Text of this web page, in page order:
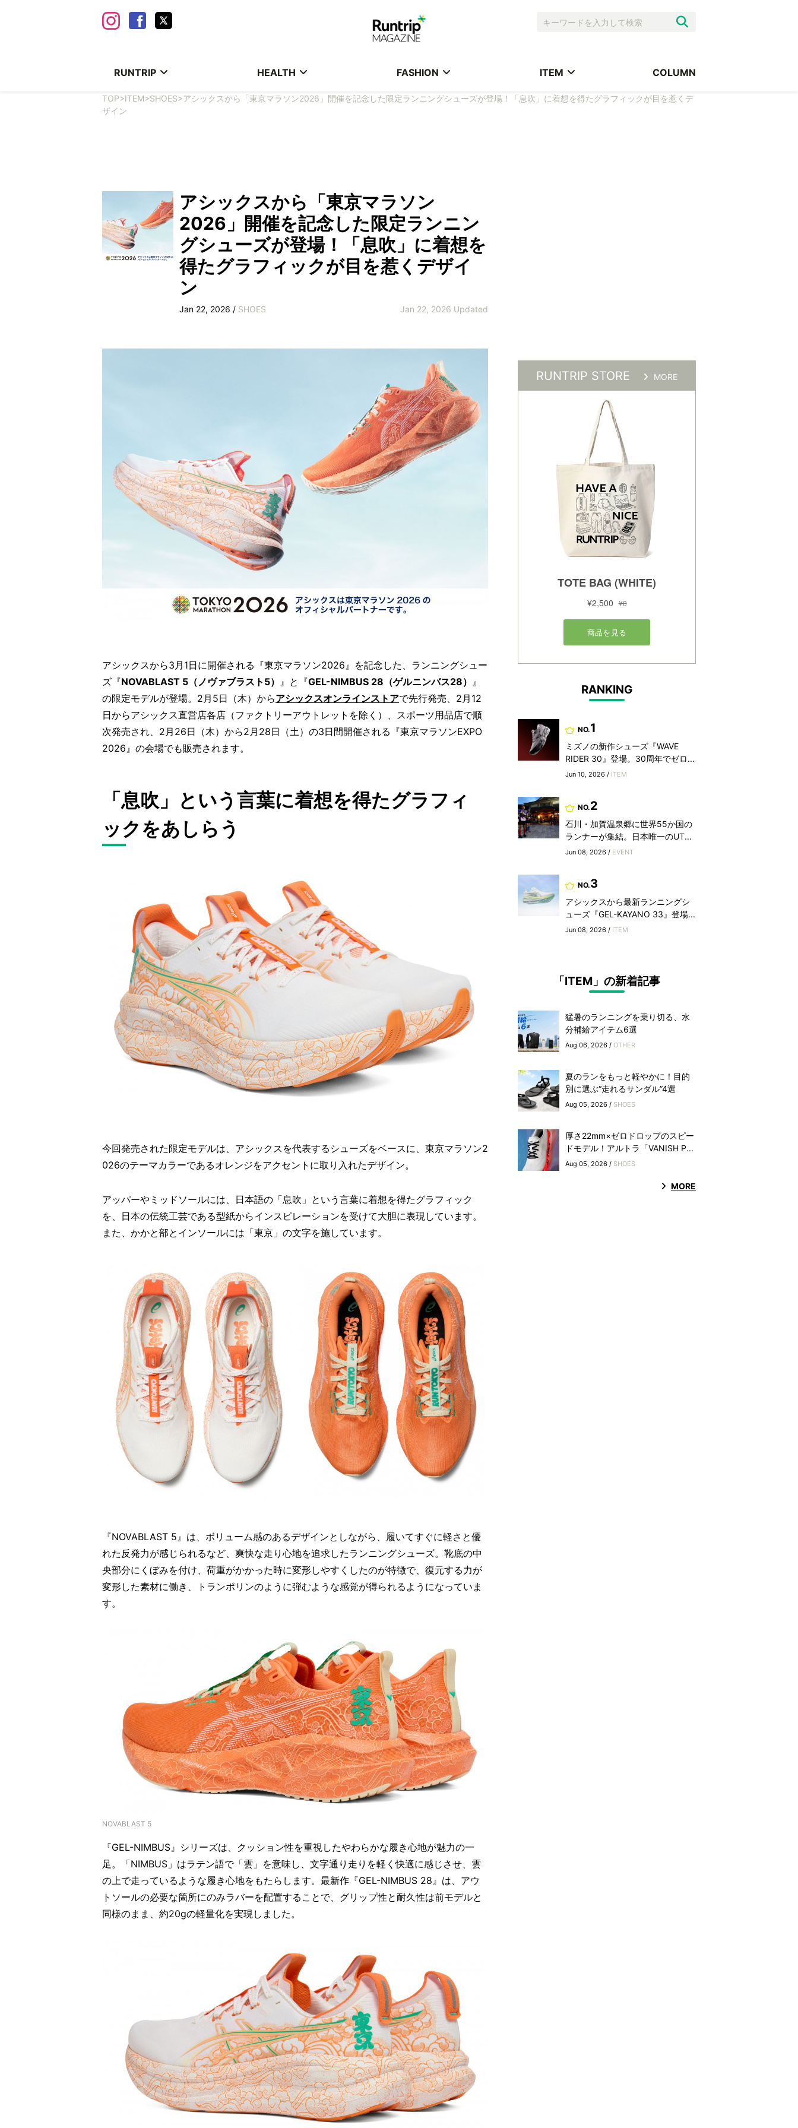
RUNTRIP HEALTH FASHION ITEM COLUMN
TOP>ITEM>SHOES>アシックスから「東京マラソン2026」開催を記念した限定ランニングシューズが登場！「息吹」に着想を得たグラフィックが目を惹くデ
ザイン
アシックスから「東京マラソン
2026」開催を記念した限定ランニン
グシューズが登場！「息吹」に着想を
得たグラフィックが目を惹くデザイ
ン
Jan 22, 2026 / SHOES Jan 22, 2026 Updated
アシックスから3月1日に開催される『東京マラソン2026』を記念した、ランニングシュー
ズ『NOVABLAST 5（ノヴァブラスト5） 』と『GEL-NIMBUS 28（ゲルニンバス28） 』
の限定モデルが登場。2月5日（木）からアシックスオンラインストアで先行発売、2月12
日からアシックス直営店各店（ファクトリーアウトレットを除く）、スポーツ用品店で順
次発売され、2月26日（木）から2月28日（土）の3日間開催される『東京マラソンEXPO
2026』の会場でも販売されます。
「息吹」という言葉に着想を得たグラフィ
ックをあしらう
今回発売された限定モデルは、アシックスを代表するシューズをベースに、東京マラソン2
026のテーマカラーであるオレンジをアクセントに取り入れたデザイン。
アッパーやミッドソールには、日本語の「息吹」という言葉に着想を得たグラフィック
を、日本の伝統工芸である型紙からインスピレーションを受けて大胆に表現しています。
また、かかと部とインソールには「東京」の文字を施しています。
『NOVABLAST 5』は、ボリューム感のあるデザインとしながら、履いてすぐに軽さと優
れた反発力が感じられるなど、爽快な走り心地を追求したランニングシューズ。靴底の中
央部分にくぼみを付け、荷重がかかった時に変形しやすくしたのが特徴で、復元する力が
変形した素材に働き、トランポリンのように弾むような感覚が得られるようになっていま
す。
NOVABLAST 5
『GEL-NIMBUS』シリーズは、クッション性を重視したやわらかな履き心地が魅力の一
足。「NIMBUS」はラテン語で「雲」を意味し、文字通り走りを軽く快適に感じさせ、雲
の上で走っているような履き心地をもたらします。最新作『GEL-NIMBUS 28』は、アウ
トソールの必要な箇所にのみラバーを配置することで、グリップ性と耐久性は前モデルと
同様のまま、約20gの軽量化を実現しました。
RUNTRIP STORE MORE
RANKING
NO.1
ミズノの新作シューズ『WAVE
RIDER 30』登場。30周年でゼロ...
Jun 10, 2026 / ITEM
NO.2
石川・加賀温泉郷に世界55か国の
ランナーが集結。日本唯一のUT...
Jun 08, 2026 / EVENT
NO.3
アシックスから最新ランニングシ
ューズ『GEL-KAYANO 33』登場...
Jun 08, 2026 / ITEM
「ITEM」の新着記事
猛暑のランニングを乗り切る、水
分補給アイテム6選
Aug 06, 2026 / OTHER
夏のランをもっと軽やかに！目的
別に選ぶ“走れるサンダル”4選
Aug 05, 2026 / SHOES
厚さ22mm×ゼロドロップのスピー
ドモデル！アルトラ「VANISH P...
Aug 05, 2026 / SHOES
MORE